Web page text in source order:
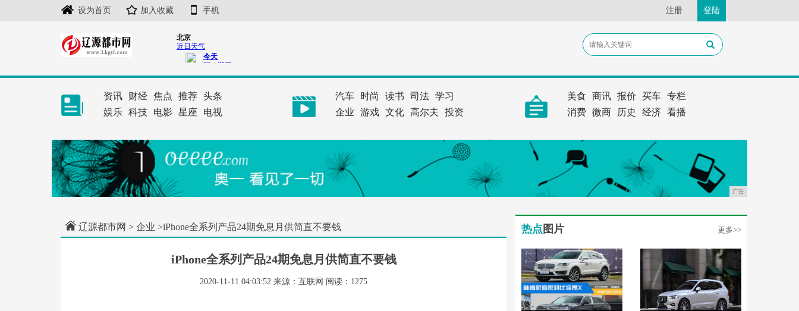
设为首页 加入收藏 手机 注册 登陆
资讯 财经 焦点 推荐 头条
娱乐 科技 电影 星座 电视
汽车 时尚 读书 司法 学习
企业
游戏 文化 高尔夫 投资
美食 商讯 报价 买车 专栏
消费 微商 历史 经济 看播
广告
辽源都市网 > 企业 >iPhone全系列产品24期免息月供简直不要钱
iPhone全系列产品24期免息月供简直不要钱
2020-11-11 04:03:52 来源：互联网 阅读：1275
热点 图片 更多>>